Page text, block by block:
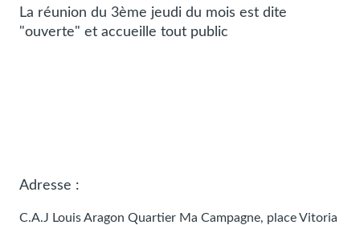
La réunion du 3ème jeudi du mois est dite
"ouverte" et accueille tout public
Adresse :
C.A.J Louis Aragon Quartier Ma Campagne, place Vitoria